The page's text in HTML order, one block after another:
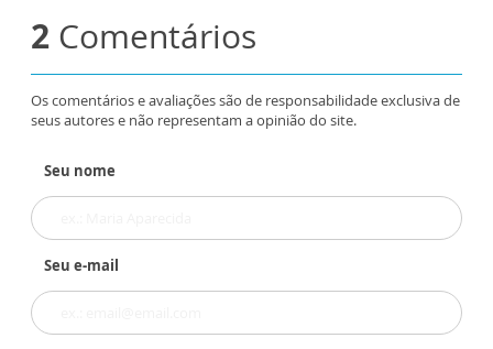
2 Comentários
Os comentários e avaliações são de responsabilidade exclusiva de
seus autores e não representam a opinião do site.
Seu nome
Seu e-mail